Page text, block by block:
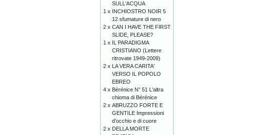
SULL'ACQUA
1 x INCHIOSTRO NOIR 5
12 sfumature di nero
2 x CAN I HAVE THE FIRST
SLIDE, PLEASE?
1 x IL PARADIGMA
CRISTIANO (Lettere
ritrovate 1949-2009)
2 x LA VERA CARITA'
VERSO IL POPOLO
EBREO
4 x Bérénice N° 51 L'altra
chioma di Bérénice
2 x ABRUZZO FORTE E
GENTILE Impressioni
d’occhio e di cuore
2 x DELLA MORTE